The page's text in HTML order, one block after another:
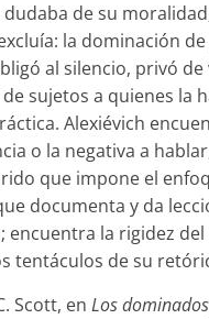
de su
la dominación
al silencio, privó de
sujetos a quienes la
Alexiévich
o la negativa a
que impone el
documenta y da
encuentra la rigidez
tentáculos de su
Scott, enLos